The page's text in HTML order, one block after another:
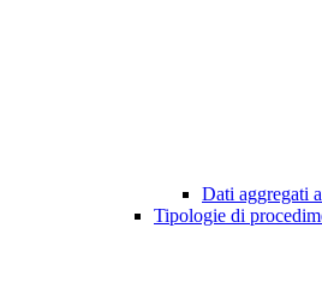
Dati aggregati
Tipologie di